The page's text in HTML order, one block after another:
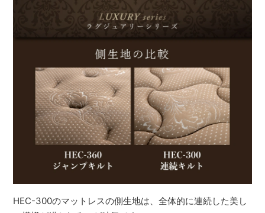
HEC-300のマットレスの側生地は、全体的に連続した美し